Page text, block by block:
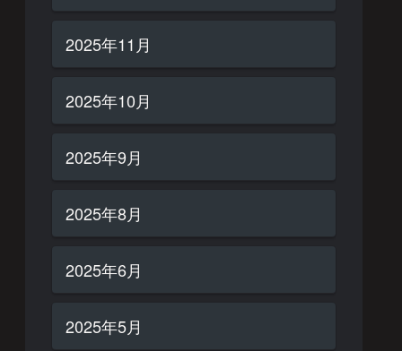
2025年11月
2025年10月
2025年9月
2025年8月
2025年6月
2025年5月